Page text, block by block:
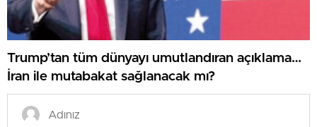
Trump’tan tüm dünyayı umutlandıran açıklama…
İran ile mutabakat sağlanacak mı?